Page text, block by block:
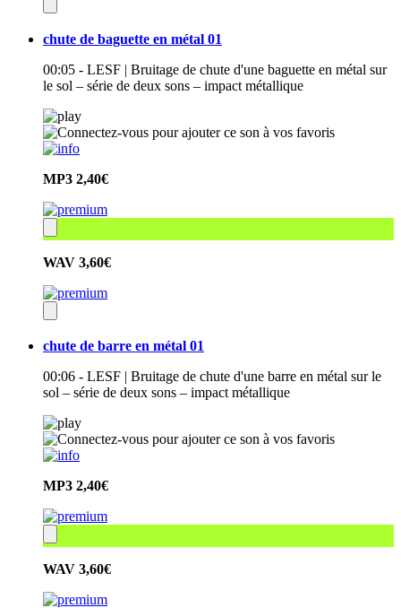
chute de baguette en métal 01
00:05 - LESF | Bruitage de chute d'une baguette en métal sur
le sol – série de deux sons – impact métallique
MP3 2,40€
WAV 3,60€
chute de barre en métal 01
00:06 - LESF | Bruitage de chute d'une barre en métal sur le
sol – série de deux sons – impact métallique
MP3 2,40€
WAV 3,60€